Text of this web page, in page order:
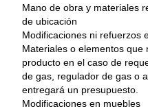
Mano de obra y materiales
de ubicación
Modificaciones ni refuerzos
Materiales o elementos
producto en el caso de
de gas, regulador de gas o
entregará un presupuesto.
Modificaciones en muebles